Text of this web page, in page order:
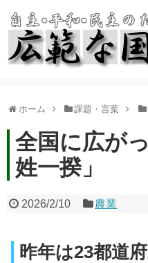
ホーム 課題・言葉
全国に広が
姓一揆」
2026/2/10 農業
昨年は23都道